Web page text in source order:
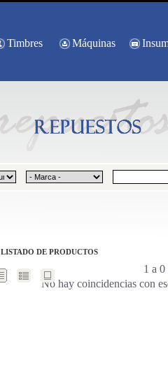
Timbres Máquinas
LISTADO DE PRODUCTOS
1 a 0
No hay coincidencias con